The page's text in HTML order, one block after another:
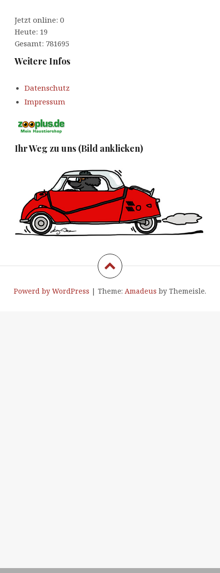
Jetzt online: 0
Heute: 19
Gesamt: 781695
Weitere Infos
Datenschutz
Impressum
Ihr Weg zu uns (Bild anklicken)
Powerd by WordPress | Theme: Amadeus by Themeisle.